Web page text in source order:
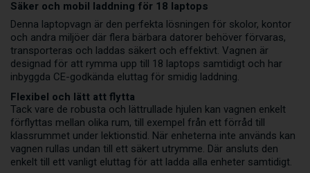
Säker och mobil laddning för 18 laptops
Denna laptopvagn är den perfekta lösningen för skolor, kontor
och andra miljöer där flera bärbara datorer behöver förvaras,
transporteras och laddas säkert och effektivt. Vagnen är
designad för att rymma upp till 18 laptops samtidigt och har
inbyggda CE-godkända eluttag för smidig laddning.
Flexibel och lätt att flytta
Tack vare de robusta och lättrullade hjulen kan vagnen enkelt
förflyttas mellan olika rum, till exempel från ett förråd till
klassrummet under lektionstid. När enheterna inte används kan
vagnen rullas undan till ett säkert utrymme. Där ansluts den
enkelt till ett vanligt eluttag för att ladda alla enheter samtidigt.